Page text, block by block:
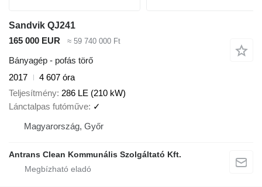
Sandvik QJ241
165 000 EUR
≈ 59 740 000 Ft
Bányagép - pofás törő
2017
4 607 óra
Teljesítmény 286 LE (210 kW)
Lánctalpas futóműve ✓
Magyarország, Győr
Antrans Clean Kommunális Szolgáltató Kft.